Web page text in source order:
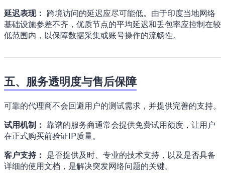
延迟表现： 跨境访问的延迟应尽可能低。由于印度当地网络
基础设施参差不齐，优质节点的平均延迟和丢包率应控制在较
低范围内，以保障数据采集或账号操作的流畅性。
五、服务透明度与售后保障
可靠的代理商不会回避用户的测试需求，并提供完善的支持。
试用机制： 靠谱的服务商通常会提供免费试用额度，让用户
在正式购买前验证IP质量。
客户支持： 是否提供及时、专业的技术支持，以及是否具备
详细的使用文档，是解决突发网络问题的关键。